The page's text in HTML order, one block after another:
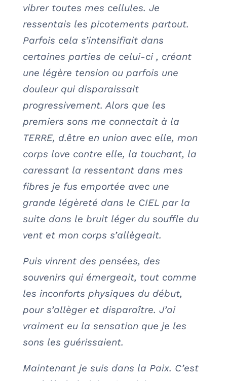
vibrer toutes mes cellules. Je
ressentais les picotements partout.
Parfois cela s’intensifiait dans
certaines parties de celui-ci , créant
une légère tension ou parfois une
douleur qui disparaissait
progressivement. Alors que les
premiers sons me connectait à la
TERRE, d.être en union avec elle, mon
corps love contre elle, la touchant, la
caressant la ressentant dans mes
fibres je fus emportée avec une
grande légèreté dans le CIEL par la
suite dans le bruit léger du souffle du
vent et mon corps s’allègeait.
Puis vinrent des pensées, des
souvenirs qui émergeait, tout comme
les inconforts physiques du début,
pour s’allèger et disparaître. J’ai
vraiment eu la sensation que je les
sons les guérissaient.
Maintenant je suis dans la Paix. C’est